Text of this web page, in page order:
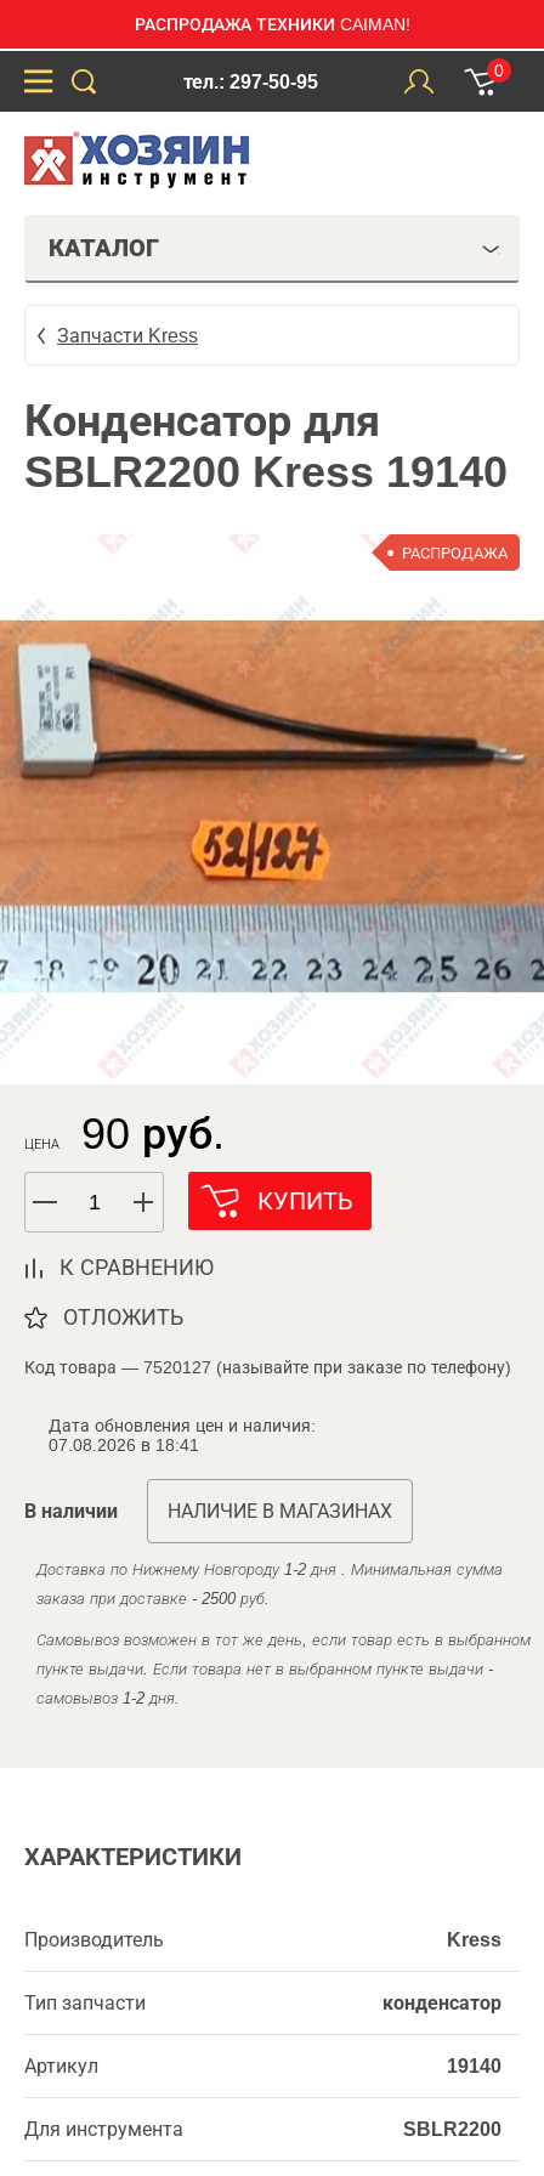
РАСПРОДАЖА ТЕХНИКИ CAIMAN!
тел.: 297-50-95
0
КАТАЛОГ
Запчасти Kress
Конденсатор для
SBLR2200 Kress 19140
РАСПРОДАЖА
ЦЕНА 90 руб.
КУПИТЬ
К СРАВНЕНИЮ
ОТЛОЖИТЬ
Код товара — 7520127 (называйте при заказе по телефону)
Дата обновления цен и наличия:
07.08.2026 в 18:41
В наличии НАЛИЧИЕ В МАГАЗИНАХ
Доставка по Нижнему Новгороду 1-2 дня . Минимальная сумма
заказа при доставке - 2500 руб.
Самовывоз возможен в тот же день, если товар есть в выбранном
пункте выдачи. Если товара нет в выбранном пункте выдачи -
самовывоз 1-2 дня.
ХАРАКТЕРИСТИКИ
Производитель Kress
Тип запчасти конденсатор
Артикул 19140
Для инструмента SBLR2200